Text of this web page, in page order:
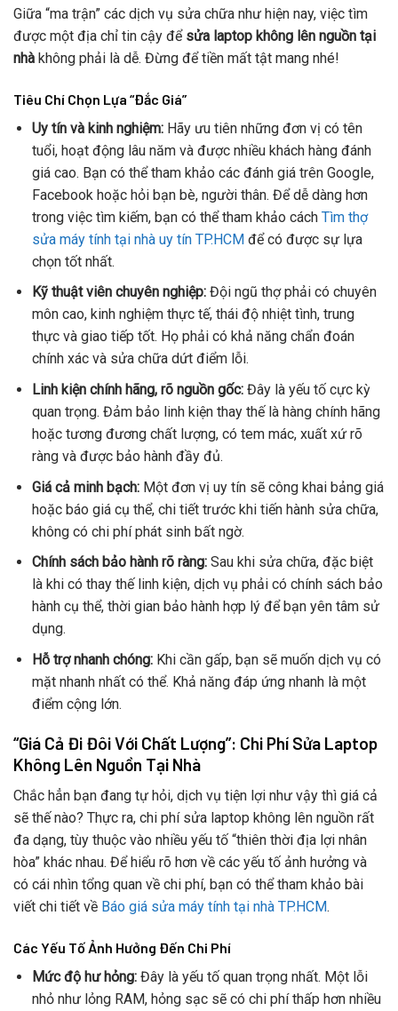
Giữa “ma trận” các dịch vụ sửa chữa như hiện nay, việc tìm
được một địa chỉ tin cậy để sửa laptop không lên nguồn tại
nhà không phải là dễ. Đừng để tiền mất tật mang nhé!
Tiêu Chí Chọn Lựa “Đắc Giá”
Uy tín và kinh nghiệm:Hãy ưu tiên những đơn vị có tên
tuổi, hoạt động lâu năm và được nhiều khách hàng đánh
giá cao. Bạn có thể tham khảo các đánh giá trên Google,
Facebook hoặc hỏi bạn bè, người thân. Để dễ dàng hơn
trong việc tìm kiếm, bạn có thể tham khảo cách Tìm thợ
sửa máy tính tại nhà uy tín TP.HCMđể có được sự lựa
chọn tốt nhất.
Kỹ thuật viên chuyên nghiệp:Đội ngũ thợ phải có chuyên
môn cao, kinh nghiệm thực tế, thái độ nhiệt tình, trung
thực và giao tiếp tốt. Họ phải có khả năng chẩn đoán
chính xác và sửa chữa dứt điểm lỗi.
Linh kiện chính hãng, rõ nguồn gốc:Đây là yếu tố cực kỳ
quan trọng. Đảm bảo linh kiện thay thế là hàng chính hãng
hoặc tương đương chất lượng, có tem mác, xuất xứ rõ
ràng và được bảo hành đầy đủ.
Giá cả minh bạch:Một đơn vị uy tín sẽ công khai bảng giá
hoặc báo giá cụ thể, chi tiết trước khi tiến hành sửa chữa,
không có chi phí phát sinh bất ngờ.
Chính sách bảo hành rõ ràng:Sau khi sửa chữa, đặc biệt
là khi có thay thế linh kiện, dịch vụ phải có chính sách bảo
hành cụ thể, thời gian bảo hành hợp lý để bạn yên tâm sử
dụng.
Hỗ trợ nhanh chóng:Khi cần gấp, bạn sẽ muốn dịch vụ có
mặt nhanh nhất có thể. Khả năng đáp ứng nhanh là một
điểm cộng lớn.
“Giá Cả Đi Đôi Với Chất Lượng”: Chi Phí Sửa Laptop
Không Lên Nguồn Tại Nhà
Chắc hẳn bạn đang tự hỏi, dịch vụ tiện lợi như vậy thì giá cả
sẽ thế nào? Thực ra, chi phí sửa laptop không lên nguồn rất
đa dạng, tùy thuộc vào nhiều yếu tố “thiên thời địa lợi nhân
hòa” khác nhau. Để hiểu rõ hơn về các yếu tố ảnh hưởng và
có cái nhìn tổng quan về chi phí, bạn có thể tham khảo bài
viết chi tiết về Báo giá sửa máy tính tại nhà TP.HCM.
Các Yếu Tố Ảnh Hưởng Đến Chi Phí
Mức độ hư hỏng:Đây là yếu tố quan trọng nhất. Một lỗi
nhỏ như lỏng RAM, hỏng sạc sẽ có chi phí thấp hơn nhiều